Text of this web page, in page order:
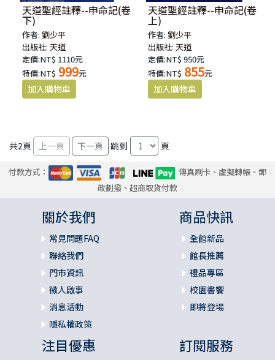
天道聖經註釋--申命記(卷
下)
作者:劉少平
出版社:天道
定價:NT$ 1110元
特價:NT$ 999元
天道聖經註釋--申命記(卷
上)
作者:劉少平
出版社:天道
定價:NT$ 950元
特價:NT$ 855元
共2頁 跳到 頁
付款方式：
傳真刷卡、虛擬轉帳、郵
政劃撥、超商取貨付款
關於我們
常見問題FAQ
聯絡我們
門市資訊
徵人啟事
消息活動
隱私權政策
商品快訊
全館新品
館長推薦
禮品專區
校園書饗
即將登場
注目優惠 訂閱服務